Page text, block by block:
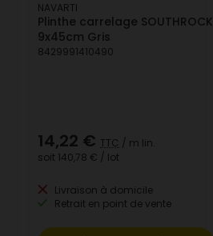
NAVARTI
Plinthe carrelage SOUTHROCK
9x45cm Gris
8429991410490
14,22 € TTC / m lin.
soit 140,78 € / lot
Livraison à domicile
Retrait en point de vente